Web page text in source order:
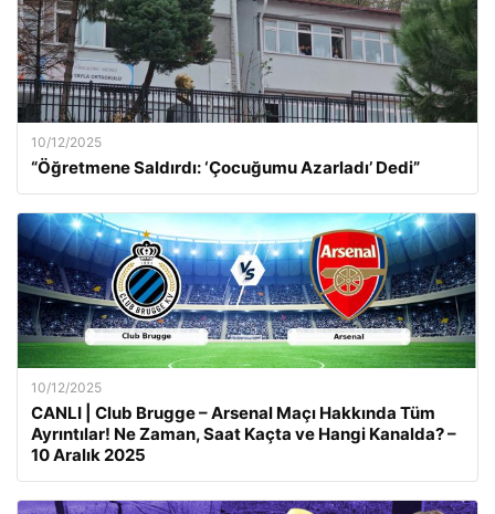
10/12/2025
“Öğretmene Saldırdı: ‘Çocuğumu Azarladı’ Dedi”
10/12/2025
CANLI | Club Brugge – Arsenal Maçı Hakkında Tüm
Ayrıntılar! Ne Zaman, Saat Kaçta ve Hangi Kanalda? –
10 Aralık 2025